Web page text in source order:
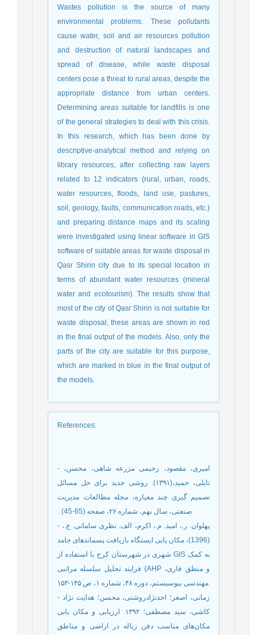
Wastes pollution is the source of many
environmental problems. These pollutants
cause water, soil and air resources pollution
and destruction of natural landscapes and
spread of disease, while waste disposal
centers pose a threat to rural areas, despite the
appropriate distance from urban centers.
Determining areas suitable for landfills is one
of the general strategies to deal with this crisis.
In this research, which has been done by
descriptive-analytical method and relying on
library resources, after collecting raw layers
related to 12 indicators (rural, urban, roads,
water resources, floods, land use, pastures,
soil, geology, faults, communication roads, etc.)
and preparing distance maps and its scaling
were investigated using linear software in GIS
software of suitable areas for waste disposal in
Qasr Shirin city due to its special location in
terms of abundant water resources (mineral
water and ecotourism). The results show that
most of the city of Qasr Shirin is not suitable for
waste disposal, these areas are shown in red
in the final output of the models. Also, only the
parts of the city are suitable for this purpose,
which are marked in blue in the final output of
the models.
References:
- امیری، مقصود، رحیمی مزرعه شاهی، محسن،
تایلی، حمید،(۱۳۹۱). روشی جدید برای حل مسائل
تصمیم گیری چند معیاره، مجله مطالعات مدیریت
صنعتی، سال نهم، شماره ۲۶، صفحه (65-45)۔
- پهلوان. ر.، اميد. م.، اکرم، الف. نظری سامانی. ع.،
(1396)، مکان یابی ایستگاه بازیافت پسماندهای جامد
شهری در شهرستان کرج با استفاده از GIS به کمک
فرایند تحليل سلسله مراتبی (AHP و منطق فازی،
مهندسی بیوسیستم، دوره ۴۸، شماره ۱، ص ۱۴۵-۱۵۳
- زمانی، اصغر؛ احدنژادروشتی، محسن؛ هدایت نژاد
کاشی، سید مصطفی؛ ۱۳۹۲. ارزیابی و مکان یابی
مکان‌های مناسب دفن زباله در اراضی و مناطق